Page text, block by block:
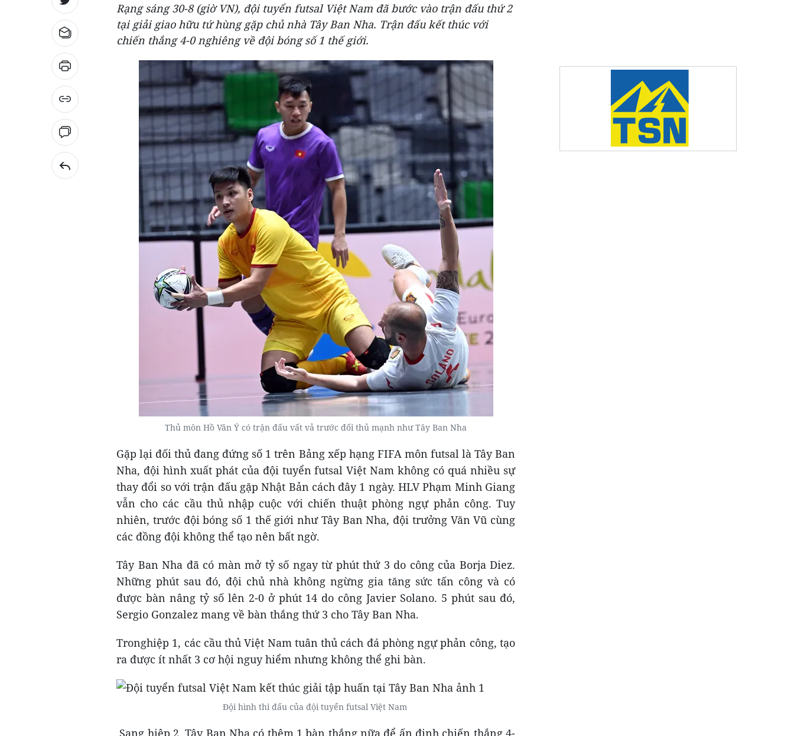
Rạng sáng 30-8 (giờ VN), đội tuyển futsal Việt Nam đã bước vào trận đấu thứ 2
tại giải giao hữu tứ hùng gặp chủ nhà Tây Ban Nha. Trận đấu kết thúc với
chiến thắng 4-0 nghiêng về đội bóng số 1 thế giới.
Thủ môn Hồ Văn Ý có trận đấu vất vả trước đối thủ mạnh như Tây Ban Nha
Gặp lại đối thủ đang đứng số 1 trên Bảng xếp hạng FIFA môn futsal là Tây Ban
Nha, đội hình xuất phát của đội tuyển futsal Việt Nam không có quá nhiều sự
thay đổi so với trận đấu gặp Nhật Bản cách đây 1 ngày. HLV Phạm Minh Giang
vẫn cho các cầu thủ nhập cuộc với chiến thuật phòng ngự phản công. Tuy
nhiên, trước đội bóng số 1 thế giới như Tây Ban Nha, đội trưởng Văn Vũ cùng
các đồng đội không thể tạo nên bất ngờ.
Tây Ban Nha đã có màn mở tỷ số ngay từ phút thứ 3 do công của Borja Diez.
Những phút sau đó, đội chủ nhà không ngừng gia tăng sức tấn công và có
được bàn nâng tỷ số lên 2-0 ở phút 14 do công Javier Solano. 5 phút sau đó,
Sergio Gonzalez mang về bàn thắng thứ 3 cho Tây Ban Nha.
Tronghiệp 1, các cầu thủ Việt Nam tuân thủ cách đá phòng ngự phản công, tạo
ra được ít nhất 3 cơ hội nguy hiểm nhưng không thể ghi bàn.
Đội hình thi đấu của đội tuyển futsal Việt Nam
Sang hiệp 2, Tây Ban Nha có thêm 1 bàn thắng nữa để ấn định chiến thắng 4-